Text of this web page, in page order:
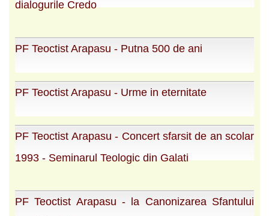
dialogurile Credo
PF Teoctist Arapasu - Putna 500 de ani
PF Teoctist Arapasu - Urme in eternitate
PF Teoctist Arapasu - Concert sfarsit de an scolar
1993 - Seminarul Teologic din Galati
PF Teoctist Arapasu - la Canonizarea Sfantului